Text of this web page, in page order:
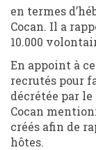
en termes
Cocan. Il a
10.000
En appoint à
recrutés pour
décrétée par
Cocan
créés afin de
hôtes.